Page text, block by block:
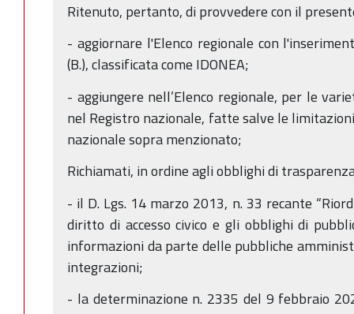
Ritenuto, pertanto, di provvedere con il
- aggiornare l'Elenco regionale con
(B.), classificata come IDONEA;
- aggiungere nell’Elenco regionale, per le
nel Registro nazionale, fatte salve le
nazionale sopra menzionato;
Richiamati, in ordine agli obblighi di
- il D. Lgs. 14 marzo 2013, n. 33 recante
diritto di accesso civico e gli obblighi di
informazioni da parte delle pubbliche
integrazioni;
- la determinazione n. 2335 del 9 febbraio